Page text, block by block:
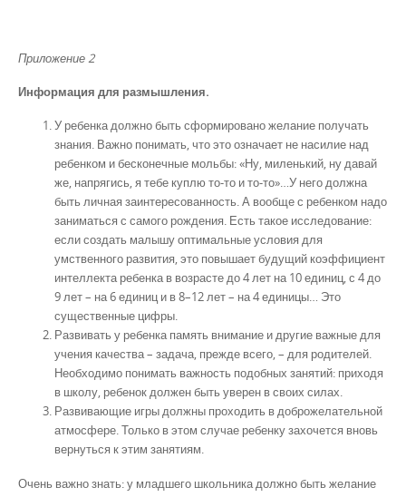
Приложение 2
Информация для размышления.
У ребенка должно быть сформировано желание получать
знания. Важно понимать, что это означает не насилие над
ребенком и бесконечные мольбы: «Ну, миленький, ну давай
же, напрягись, я тебе куплю то-то и то-то»…У него должна
быть личная заинтересованность. А вообще с ребенком надо
заниматься с самого рождения. Есть такое исследование:
если создать малышу оптимальные условия для
умственного развития, это повышает будущий коэффициент
интеллекта ребенка в возрасте до 4 лет на 10 единиц, с 4 до
9 лет – на 6 единиц и в 8–12 лет – на 4 единицы… Это
существенные цифры.
Развивать у ребенка память внимание и другие важные для
учения качества – задача, прежде всего, – для родителей.
Необходимо понимать важность подобных занятий: приходя
в школу, ребенок должен быть уверен в своих силах.
Развивающие игры должны проходить в доброжелательной
атмосфере. Только в этом случае ребенку захочется вновь
вернуться к этим занятиям.
Очень важно знать: у младшего школьника должно быть желание